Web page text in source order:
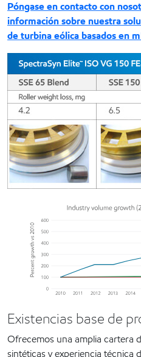
Póngase en contacto con
información sobre nuestra
de turbina eólica basados en
Existencias base de
Ofrecemos una amplia cartera
sintéticas y experiencia técnica